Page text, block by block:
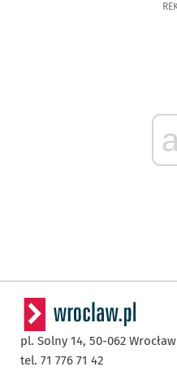
pl. Solny 14, 50-062 Wrocław
tel. 71 776 71 42